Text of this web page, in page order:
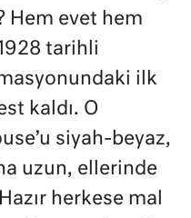
Hem evet hem
tarihli
ilk
kaldı. O
siyah-beyaz,
uzun, ellerinde
herkese mal